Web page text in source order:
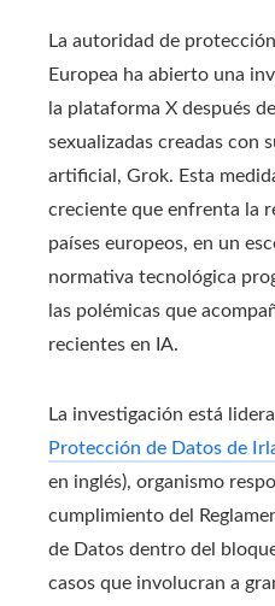
La autoridad de
Europea ha abierto una
la plataforma X después
sexualizadas creadas con
artificial, Grok. Esta
creciente que enfrenta la
países europeos, en un
normativa tecnológica
las polémicas que
recientes en IA.
La investigación está
Protección de Datos de
en inglés), organismo
cumplimiento del
de Datos dentro del
casos que involucran a